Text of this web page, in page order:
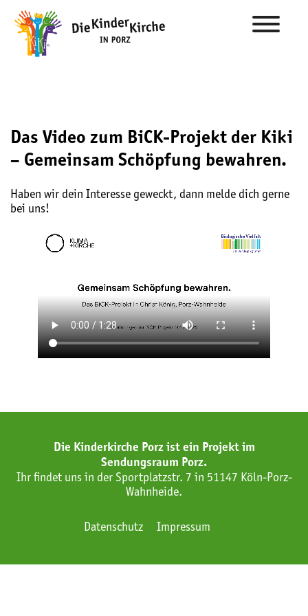
Das Video zum BiCK-Projekt der Kiki
– Gemeinsam Schöpfung bewahren.
Haben wir dein Interesse geweckt, dann melde dich gerne
bei uns!
Die Kinderkirche Porz ist ein Projekt im
Sendungsraum Porz.
Ihr findet uns in der Sportplatzstr. 7 in 51147 Köln-Porz-
Wahnheide.
Datenschutz Impressum